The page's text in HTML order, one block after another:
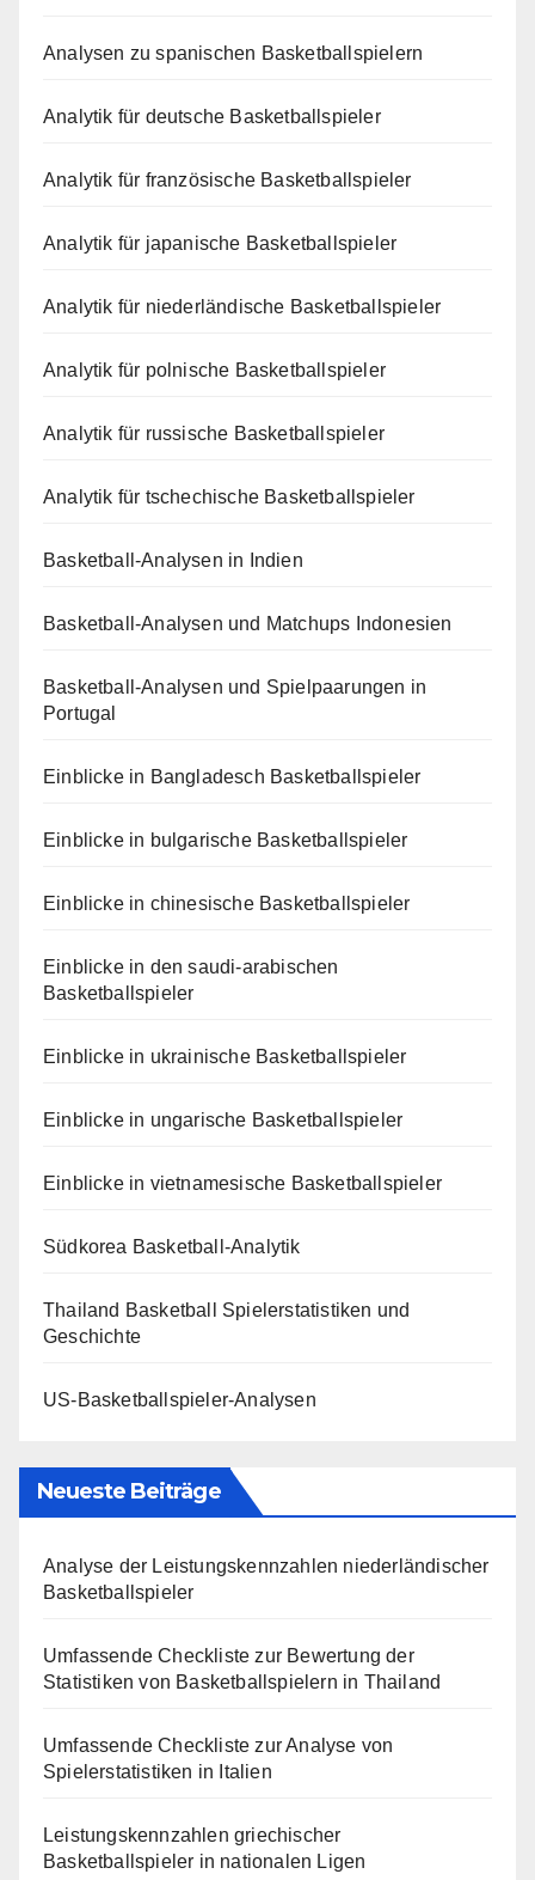
Analysen zu spanischen Basketballspielern
Analytik für deutsche Basketballspieler
Analytik für französische Basketballspieler
Analytik für japanische Basketballspieler
Analytik für niederländische Basketballspieler
Analytik für polnische Basketballspieler
Analytik für russische Basketballspieler
Analytik für tschechische Basketballspieler
Basketball-Analysen in Indien
Basketball-Analysen und Matchups Indonesien
Basketball-Analysen und Spielpaarungen in
Portugal
Einblicke in Bangladesch Basketballspieler
Einblicke in bulgarische Basketballspieler
Einblicke in chinesische Basketballspieler
Einblicke in den saudi-arabischen
Basketballspieler
Einblicke in ukrainische Basketballspieler
Einblicke in ungarische Basketballspieler
Einblicke in vietnamesische Basketballspieler
Südkorea Basketball-Analytik
Thailand Basketball Spielerstatistiken und
Geschichte
US-Basketballspieler-Analysen
Neueste Beiträge
Analyse der Leistungskennzahlen niederländischer
Basketballspieler
Umfassende Checkliste zur Bewertung der
Statistiken von Basketballspielern in Thailand
Umfassende Checkliste zur Analyse von
Spielerstatistiken in Italien
Leistungskennzahlen griechischer
Basketballspieler in nationalen Ligen